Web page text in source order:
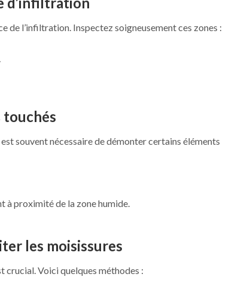
de l’infiltration. Inspectez soigneusement ces zones :
touchés
souvent nécessaire de démonter certains éléments
à proximité de la zone humide.
les moisissures
crucial. Voici quelques méthodes :